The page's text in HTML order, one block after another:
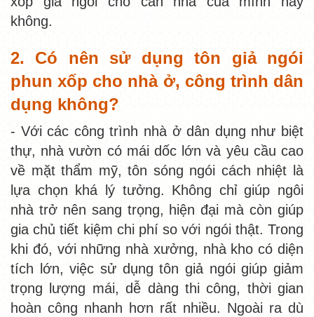
không.
2. Có nên sử dụng tôn giả ngói
phun xốp cho nhà ở, công trình dân
dụng không?
- Với các công trình nhà ở dân dụng như biệt
thự, nhà vườn có mái dốc lớn và yêu cầu cao
về mặt thẩm mỹ, tôn sóng ngói cách nhiệt là
lựa chọn khá lý tưởng. Không chỉ giúp ngôi
nhà trở nên sang trọng, hiện đại mà còn giúp
gia chủ tiết kiệm chi phí so với ngói thật. Trong
khi đó, với những nhà xưởng, nhà kho có diện
tích lớn, việc sử dụng tôn giả ngói giúp giảm
trọng lượng mái, dễ dàng thi công, thời gian
hoàn công nhanh hơn rất nhiều. Ngoài ra dù